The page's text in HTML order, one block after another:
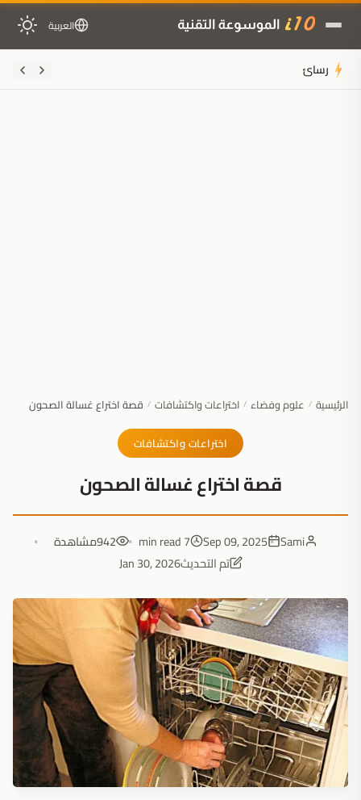
العربية
ملخَّص المقال
رسائل "حظر الحساب" تثير ذعر لاع
الرئيسية / علوم وفضاء / اختراعات واكتشافات / قصة اختراع غسالة الصحون
اختراعات واكتشافات
قصة اختراع غسالة الصحون
Sami
Sep 09, 2025
7 min read
942مشاهدة
تم التحديثJan 30, 2026